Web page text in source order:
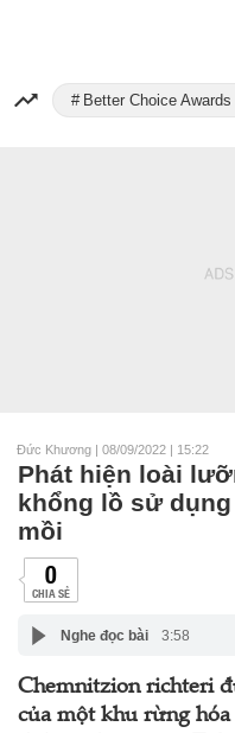
Better Choice Awards
Đức Khương | 08/09/2022 | 15:22
Phát hiện loài
khổng lồ sử
mồi
0
CHIA SẺ
Nghe đọc bài 3:58
Chemnitzion richteri
của một khu rừng